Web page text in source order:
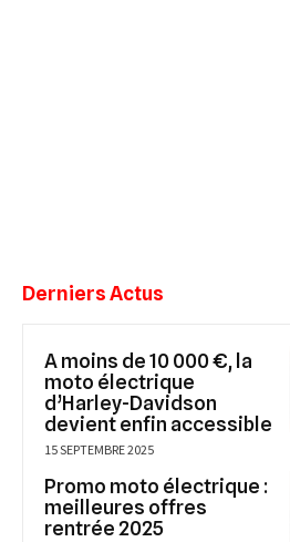
Derniers Actus
A moins de 10 000 €, la
moto électrique
d’Harley-Davidson
devient enfin accessible
15 SEPTEMBRE 2025
Promo moto électrique :
meilleures offres
rentrée 2025